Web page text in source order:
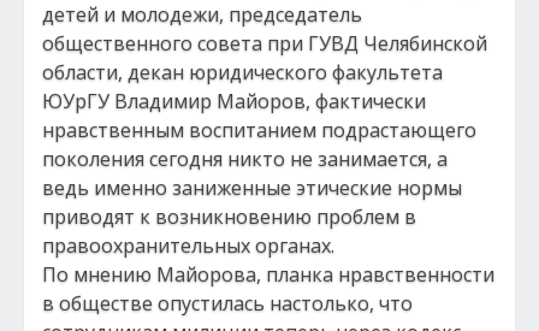
детей и молодежи, председатель
общественного совета при ГУВД Челябинской
области, декан юридического факультета
ЮУрГУ Владимир Майоров, фактически
нравственным воспитанием подрастающего
поколения сегодня никто не занимается, а
ведь именно заниженные этические нормы
приводят к возникновению проблем в
правоохранительных органах.
По мнению Майорова, планка нравственности
в обществе опустилась настолько, что